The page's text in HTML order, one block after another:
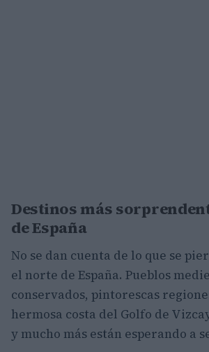
Destinos más
de España
No se dan cuenta de lo que se
el norte de España. Pueblos
conservados, pintorescas
hermosa costa del Golfo de
y mucho más están esperando a